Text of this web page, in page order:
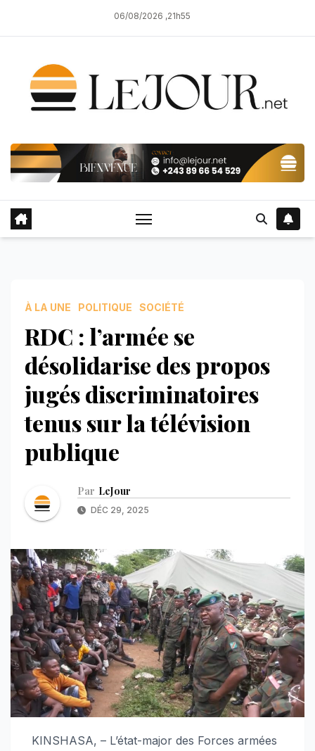
06/08/2026 ,21h55
À LA UNE POLITIQUE SOCIÉTÉ
RDC : l’armée se
désolidarise des propos
jugés discriminatoires
tenus sur la télévision
publique
Par LeJour
DÉC 29, 2025
KINSHASA, – L’état-major des Forces armées